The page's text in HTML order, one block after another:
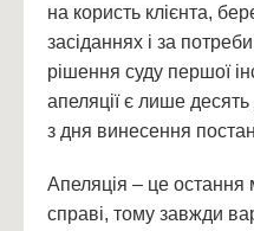
на користь клієнта,
засіданнях і за
рішення суду першої
апеляції є лише
з дня винесення
Апеляція – це остання
справі, тому завжди